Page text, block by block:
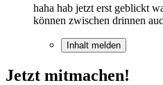
haha hab jetzt erst geblickt
können zwischen drinnen
Inhalt melden
Jetzt mitmachen!